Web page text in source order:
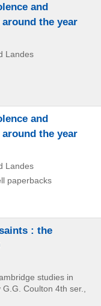
and
the year
Landes
and
the year
Landes
paperbacks
: the
studies in
Coulton 4th ser.,